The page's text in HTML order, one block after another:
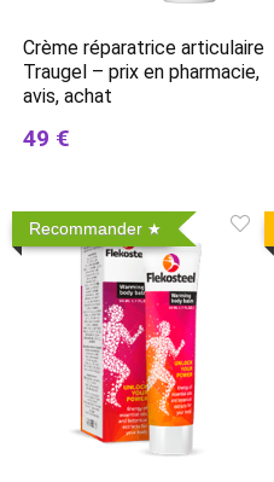
Crème réparatrice articulaire
Traugel – prix en pharmacie,
avis, achat
49 €
Recommander